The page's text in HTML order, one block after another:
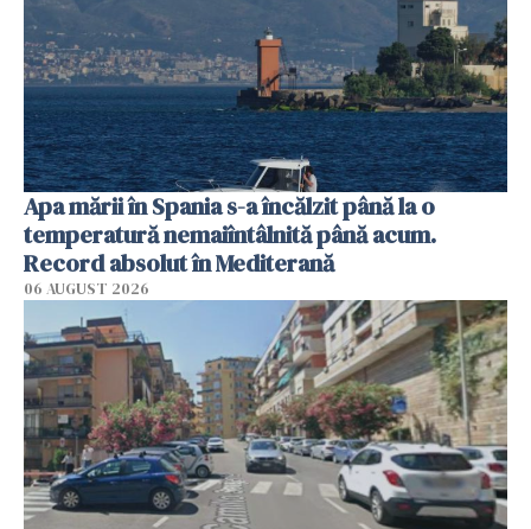
Apa mării în Spania s-a încălzit până la o
temperatură nemaiîntâlnită până acum.
Record absolut în Mediterană
06 AUGUST 2026